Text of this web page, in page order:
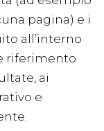
pagina) e i
all’interno
riferimento
ai
e